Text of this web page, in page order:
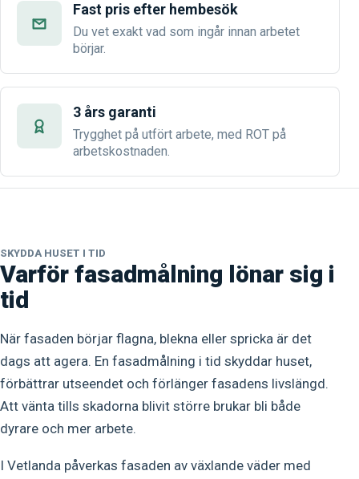
Fast pris efter hembesök
Du vet exakt vad som ingår innan arbetet
börjar.
3 års garanti
Trygghet på utfört arbete, med ROT på
arbetskostnaden.
SKYDDA HUSET I TID
Varför fasadmålning lönar sig i
tid
När fasaden börjar flagna, blekna eller spricka är det
dags att agera. En fasadmålning i tid skyddar huset,
förbättrar utseendet och förlänger fasadens livslängd.
Att vänta tills skadorna blivit större brukar bli både
dyrare och mer arbete.
I Vetlanda påverkas fasaden av växlande väder med